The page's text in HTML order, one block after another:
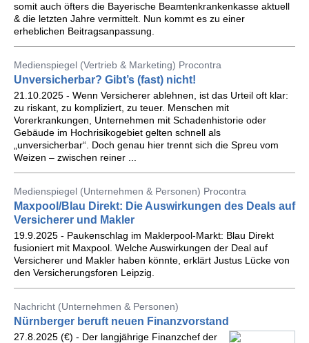
somit auch öfters die Bayerische Beamtenkrankenkasse aktuell
& die letzten Jahre vermittelt. Nun kommt es zu einer
erheblichen Beitragsanpassung.
Medienspiegel (Vertrieb & Marketing) Procontra
Unversicherbar? Gibt’s (fast) nicht!
21.10.2025 - Wenn Versicherer ablehnen, ist das Urteil oft klar:
zu riskant, zu kompliziert, zu teuer. Menschen mit
Vorerkrankungen, Unternehmen mit Schadenhistorie oder
Gebäude im Hochrisikogebiet gelten schnell als
„unversicherbar“. Doch genau hier trennt sich die Spreu vom
Weizen – zwischen reiner ...
Medienspiegel (Unternehmen & Personen) Procontra
Maxpool/Blau Direkt: Die Auswirkungen des Deals auf
Versicherer und Makler
19.9.2025 - Paukenschlag im Maklerpool-Markt: Blau Direkt
fusioniert mit Maxpool. Welche Auswirkungen der Deal auf
Versicherer und Makler haben könnte, erklärt Justus Lücke von
den Versicherungsforen Leipzig.
Nachricht (Unternehmen & Personen)
Nürnberger beruft neuen Finanzvorstand
27.8.2025 (€) - Der langjährige Finanzchef der